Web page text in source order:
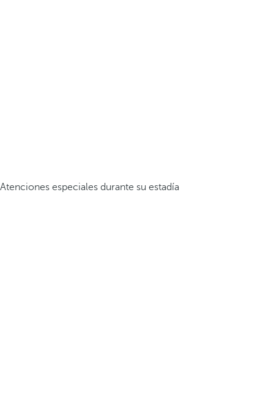
Atenciones especiales durante su estadía